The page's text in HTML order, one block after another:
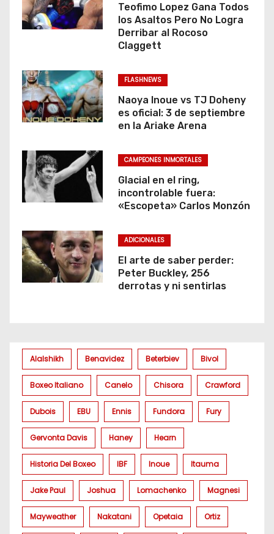
Teofimo Lopez Gana Todos
los Asaltos Pero No Logra
Derribar al Rocoso
Claggett
FLASHNEWS
Naoya Inoue vs TJ Doheny
es oficial: 3 de septiembre
en la Ariake Arena
CAMPEONES INMORTALES
Glacial en el ring,
incontrolable fuera:
«Escopeta» Carlos Monzón
ADICIONALES
El arte de saber perder:
Peter Buckley, 256
derrotas y ni sentirlas
Alalshikh Benavidez Beterbiev Bivol
Boxeo Italiano Canelo Chisora Crawford
Dubois EBU Ennis Fundora Fury
Gervonta Davis Haney Hearn
Historia Del Boxeo IBF Inoue Itauma
Jake Paul Joshua Lomachenko Magnesi
Mayweather Nakatani Opetaia Ortiz